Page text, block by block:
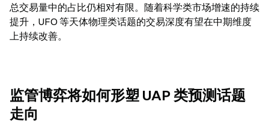
总交易量中的占比仍相对有限。随着科学类市场增速的持续
提升，UFO 等天体物理类话题的交易深度有望在中期维度
上持续改善。
监管博弈将如何形塑 UAP 类预测话题
走向